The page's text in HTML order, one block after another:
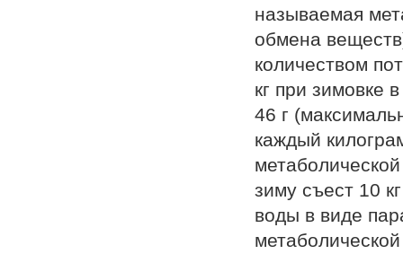
называемая
обмена
количеством
кг при зимовке
46 г
каждый
зиму съест 10
воды в виде